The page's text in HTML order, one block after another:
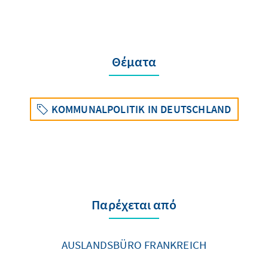
Θέματα
KOMMUNALPOLITIK IN DEUTSCHLAND
Παρέχεται από
AUSLANDSBÜRO FRANKREICH